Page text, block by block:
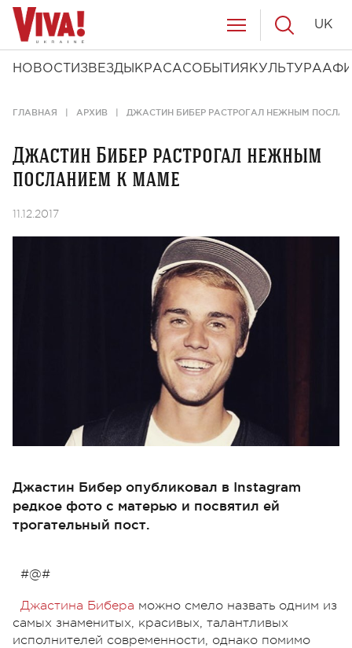
НОВОСТИ ЗВЕЗДЫ КРАСАСОБЫТИЯ КУЛЬТУРА
UK
ГЛАВНАЯ АРХИВ ДЖАСТИН БИБЕР РАСТРОГАЛ НЕЖНЫМ
Джастин Бибер растрогал нежным
посланием к маме
11.12.2017
Джастин Бибер опубликовал в Instagram
редкое фото с матерью и посвятил ей
трогательный пост.
#@#
Джастина Бибера можно смело назвать одним из
самых знаменитых, красивых, талантливых
исполнителей современности, однако помимо